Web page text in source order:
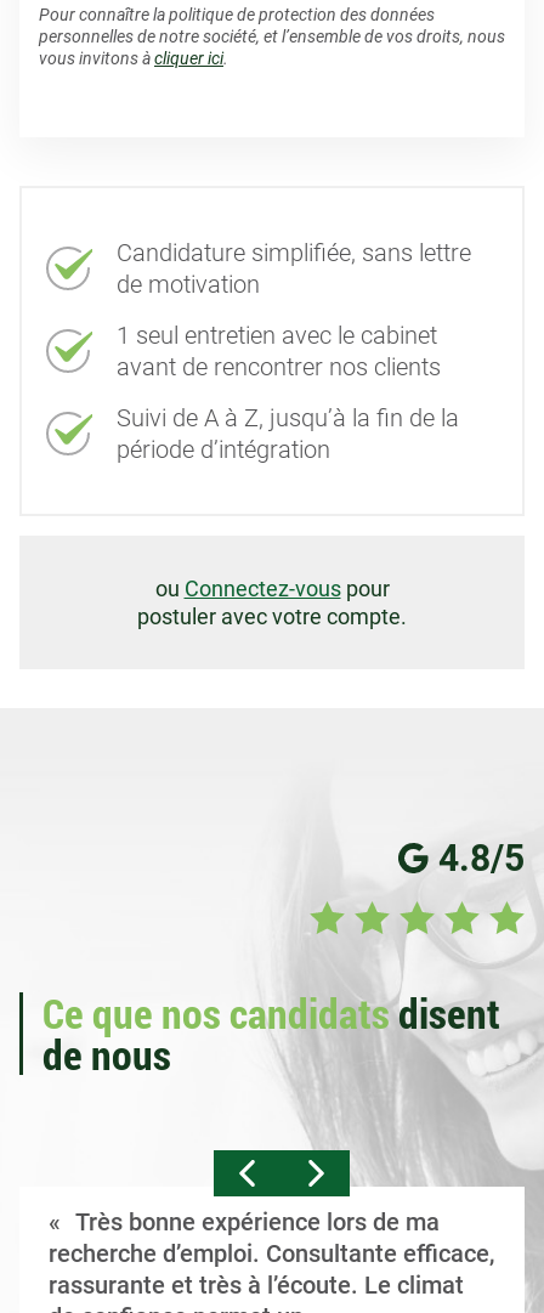
Pour connaître la politique de protection des données
personnelles de notre société, et l’ensemble de vos droits, nous
vous invitons àcliquer ici.
Candidature simplifiée, sans lettre
de motivation
1 seul entretien avec le cabinet
avant de rencontrer nos clients
Suivi de A à Z, jusqu’à la fin de la
période d’intégration
ou Connectez-vouspour
postuler avec votre compte.
4.8/5
Ce que nos candidatsdisent
de nous
Très bonne expérience lors de ma
recherche d’emploi. Consultante efficace,
rassurante et très à l’écoute. Le climat